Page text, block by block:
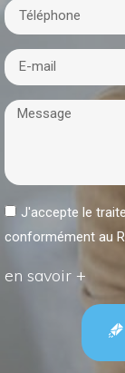
J'accepte le
conformément au
en savoir +